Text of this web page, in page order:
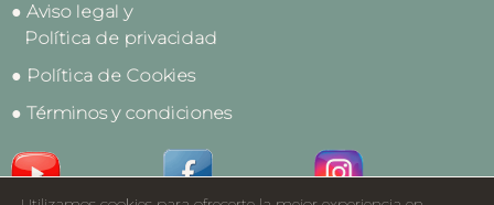
● Aviso legal y
Política de privacidad
● Política de Cookies
● Términos y condiciones